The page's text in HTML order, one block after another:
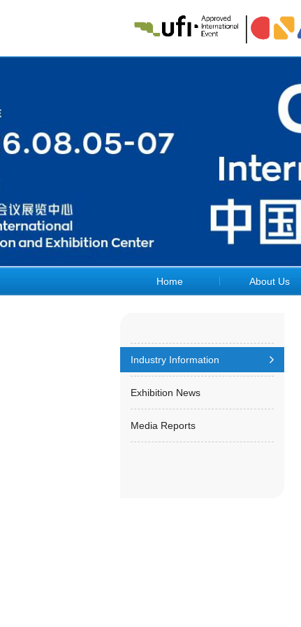
Home About Us
Industry Information
Exhibition News
Media Reports